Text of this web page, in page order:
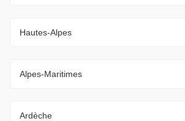
Hautes-Alpes
Alpes-Maritimes
Ardèche